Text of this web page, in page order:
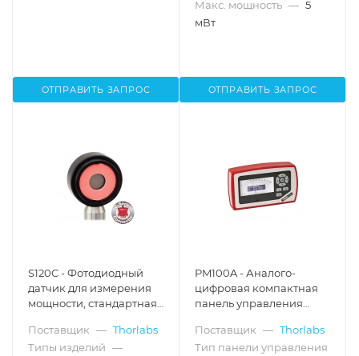
ОТПРАВИТЬ ЗАПРОС
Макс. мощность — 5
мВт
ОТПРАВИТЬ ЗАПРОС
S120C - Фотодиодный
датчик для измерения
мощности, стандартная
кремний, рабочий
спектральный
Поставщик — Thorlabs
Типы изделий —
PM100A - Аналого-
цифровая компактная
панель управления
ЖК дисплей, Thorlabs
Поставщик — Thorlabs
Тип панели управления